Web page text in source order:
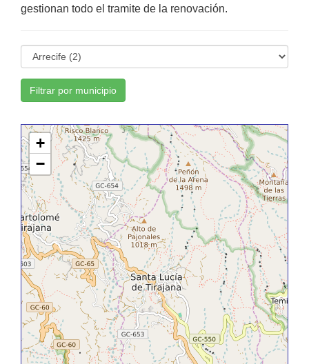
gestionan todo el tramite de la renovación.
Filtrar por municipio
+
−